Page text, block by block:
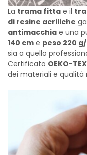
La trama fitta e il
di resine acriliche
antimacchia e una
140 cm e peso 220
sia a quello
Certificato OEKO-
dei materiali e qualità